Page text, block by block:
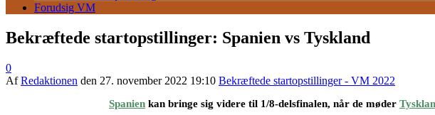
Forudsig VM
Bekræftede startopstillinger: Spanien vs Tyskland
0
AfRedaktionen den 27. november 2022 19:10 Bekræftede startopstillinger - VM 2022
Spanien kan bringe sig videre til 1/8-delsfinalen, når de møder